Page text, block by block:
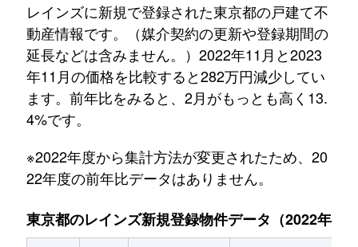
レインズに新規で登録された東京都の戸建て不
動産情報です。（媒介契約の更新や登録期間の
延長などは含みません。）2022年11月と2023
年11月の価格を比較すると282万円減少してい
ます。前年比をみると、2月がもっとも高く13.
4%です。
※2022年度から集計方法が変更されたため、20
22年度の前年比データはありません。
東京都のレインズ新規登録物件データ（2022年11